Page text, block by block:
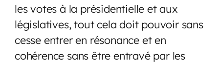
les votes à la présidentielle et aux
législatives, tout cela doit pouvoir sans
cesse entrer en résonance et en
cohérence sans être entravé par les